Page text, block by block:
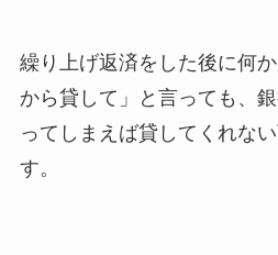
繰り上げ返済をした後に何
から貸して」と言っても、
ってしまえば貸してくれな
す。